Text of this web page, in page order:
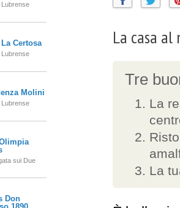
La casa
Tre
La
La
Lubrense
Certosa
Lubrense
Molini
Lubrense
sui Due
Don